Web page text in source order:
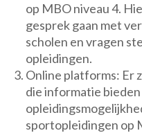
op MBO niveau 4.
gesprek gaan met
scholen en vragen
opleidingen.
Online platforms: Er
die informatie
sportopleidingen op